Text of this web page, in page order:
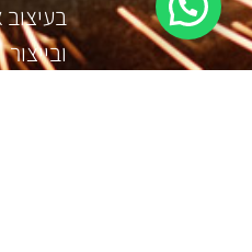
בעיצוב
ובייצור